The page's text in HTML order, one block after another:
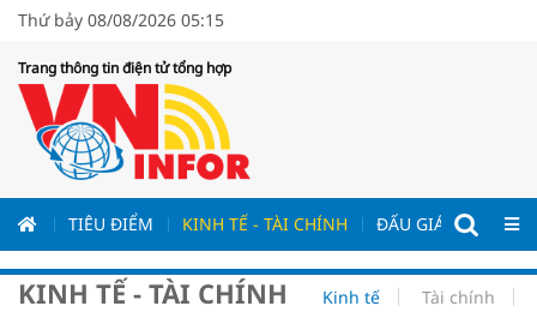
Thứ bảy 08/08/2026 05:15
Trang thông tin điện tử tổng hợp
TIÊU ĐIỂM KINH TẾ - TÀI CHÍNH ĐẤU GIÁ - ĐẤU
KINH TẾ - TÀI CHÍNH Kinh tế Tài chính